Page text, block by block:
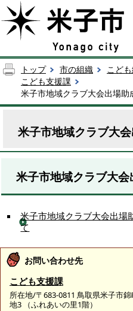
トップ 市の組織
こど
こども支援課
米子市地域クラブ大会出場助
米子市地域クラブ大
米子市地域クラブ大
米子市地域クラブ大会出場
て
お問い合わせ先
こども支援課
所在地/〒683-0811 鳥取県米子市
地3 （ふれあいの里1階）